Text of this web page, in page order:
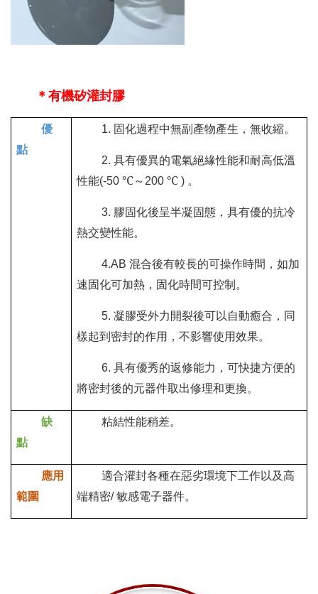
＊有機矽灌封膠
優
點
1. 固化過程中無副產物產生，無收縮。
2.具有優異的電氣絕緣性能和耐高低溫
性能(-50℃～200℃) 。
3. 膠固化後呈半凝固態，具有優的抗冷
熱交變性能。
4.AB混合後有較長的可操作時間，如加
速固化可加熱，固化時間可控制。
5.凝膠受外力開裂後可以自動癒合，同
樣起到密封的作用，不影響使用效果。
6.具有優秀的返修能力，可快捷方便的
將密封後的元器件取出修理和更換。
缺
點
粘結性能稍差。
應用
範圍
適合灌封各種在惡劣環境下工作以及高
端精密/敏感電子器件。